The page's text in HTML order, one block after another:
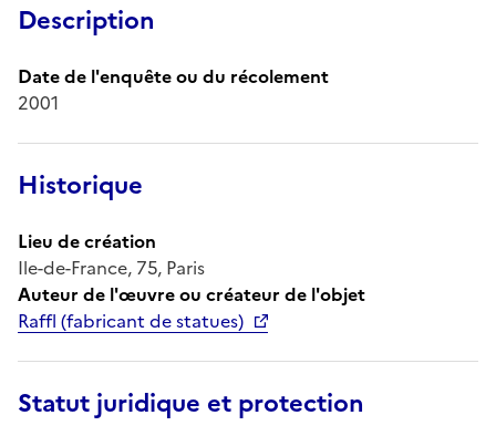
Description
Date de l'enquête ou du récolement
2001
Historique
Lieu de création
Ile-de-France, 75, Paris
Auteur de l'œuvre ou créateur de l'objet
Raffl (fabricant de statues)
Statut juridique et protection